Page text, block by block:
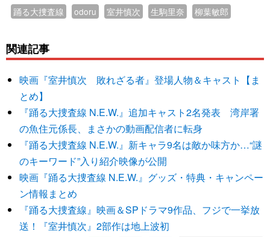
踊る大捜査線 odoru 室井慎次 生駒里奈 柳葉敏郎
関連記事
映画『室井慎次 敗れざる者』登場人物＆キャスト【ま
とめ】
『踊る大捜査線 N.E.W.』追加キャスト2名発表 湾岸署
の魚住元係長、まさかの動画配信者に転身
『踊る大捜査線 N.E.W.』新キャラ9名は敵か味方か…“謎
のキーワード”入り紹介映像が公開
映画『踊る大捜査線 N.E.W.』グッズ・特典・キャンペー
ン情報まとめ
『踊る大捜査線』映画＆SPドラマ9作品、フジで一挙放
送！『室井慎次』2部作は地上波初